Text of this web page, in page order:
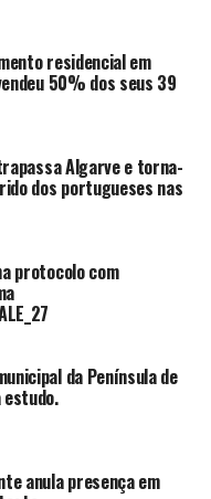
residencial em
50% dos seus 39
Algarve e torna-
dos portugueses nas
protocolo com
da Península de
anula presença em